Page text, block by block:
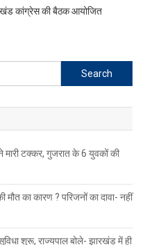
कांग्रेस की बैठक आयोजित
Search
for:
मारी टक्कर, गुजरात के 6 युवकों की
मौत का कारण ? परिजनों का दावा- नहीं
शुरू, राज्यपाल बोले- झारखंड में ही